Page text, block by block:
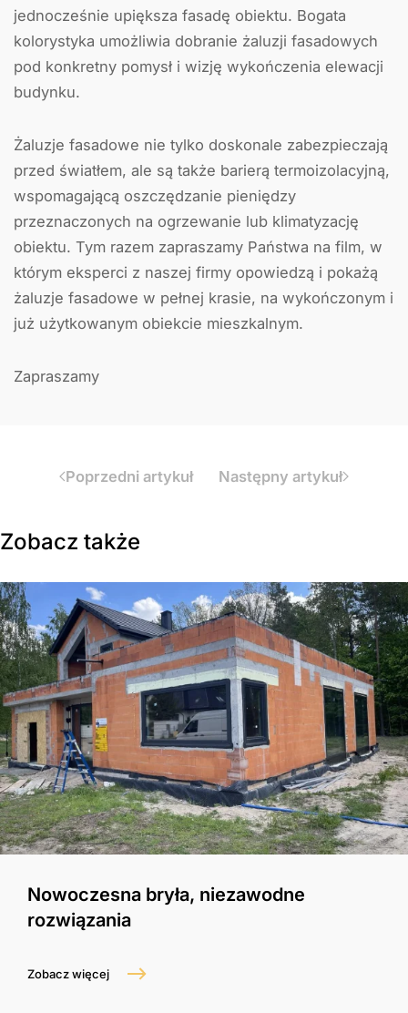
jednocześnie upiększa fasadę obiektu. Bogata
kolorystyka umożliwia dobranie żaluzji fasadowych
pod konkretny pomysł i wizję wykończenia elewacji
budynku.
Żaluzje fasadowe nie tylko doskonale zabezpieczają
przed światłem, ale są także barierą termoizolacyjną,
wspomagającą oszczędzanie pieniędzy
przeznaczonych na ogrzewanie lub klimatyzację
obiektu. Tym razem zapraszamy Państwa na film, w
którym eksperci z naszej firmy opowiedzą i pokażą
żaluzje fasadowe w pełnej krasie, na wykończonym i
już użytkowanym obiekcie mieszkalnym.
Zapraszamy
Poprzedni artykuł Następny artykuł
Zobacz także
Nowoczesna bryła, niezawodne
rozwiązania
Zobacz więcej